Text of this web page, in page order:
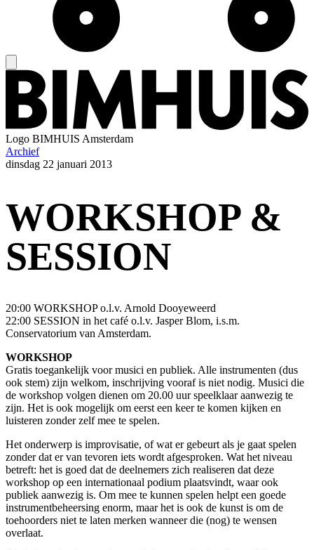
Logo BIMHUIS Amsterdam
Archief
dinsdag 22 januari 2013
WORKSHOP &
SESSION
20:00 WORKSHOP o.l.v. Arnold Dooyeweerd
22:00 SESSION in het café o.l.v. Jasper Blom, i.s.m.
Conservatorium van Amsterdam.
WORKSHOP
Gratis toegankelijk voor musici en publiek. Alle instrumenten (dus
ook stem) zijn welkom, inschrijving vooraf is niet nodig. Musici die
de workshop volgen dienen om 20.00 uur speelklaar aanwezig te
zijn. Het is ook mogelijk om eerst een keer te komen kijken en
luisteren zonder zelf mee te spelen.
Het onderwerp is improvisatie, of wat er gebeurt als je gaat spelen
zonder dat er van tevoren iets wordt afgesproken. Wat het niveau
betreft: het is goed dat de deelnemers zich realiseren dat deze
workshop op een internationaal podium plaatsvindt, waar ook
publiek aanwezig is. Om mee te kunnen spelen helpt een goede
instrumentbeheersing enorm, maar het is ook de kunst is om de
toehoorders niet te laten merken wanneer die (nog) te wensen
overlaat.